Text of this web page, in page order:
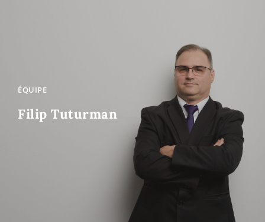
Filip Tuturman
ÉQUIPE